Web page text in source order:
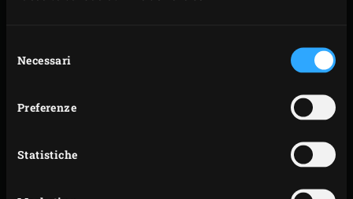
delNecessari
Preferenze
Statistiche
Girare le cosce di tanto in tanto durante la
(charcoal) nel
Big Green Egg e scaldare a 200°C. Mescolare gli